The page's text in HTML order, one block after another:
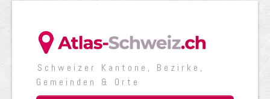
Schweizer Kantone, Bezirke,
Gemeinden & Orte